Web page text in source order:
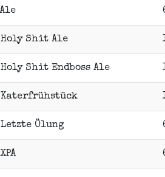
Holy Shit Ale
Shit Endboss Ale
Katerfrühstück
Ölung